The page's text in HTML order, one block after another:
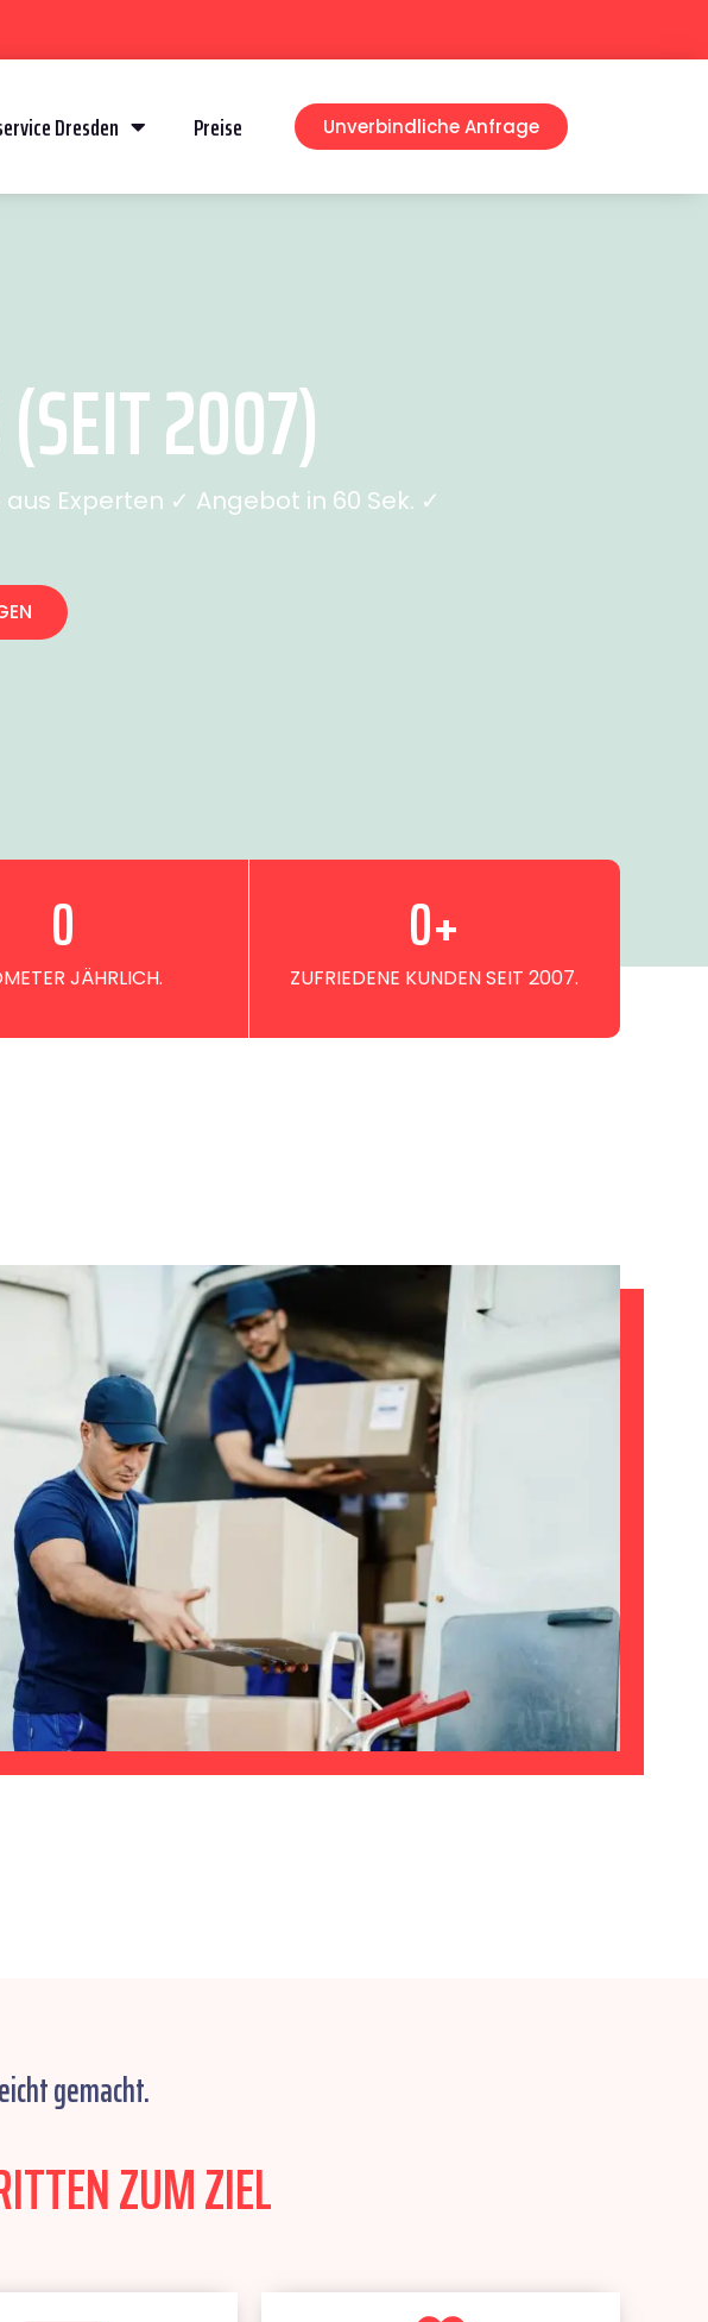
Dresden Preise Unverbindliche Anfrage
2007)
Experten ✓ Angebot in 60 Sek. ✓
JÄHRLICH.
0
ZUFRIEDENE KUNDEN SEIT 2007.
0+
gemacht.
ZUM ZIEL